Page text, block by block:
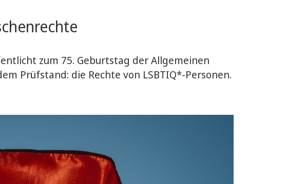
zum 75. Geburtstag der Allgemeinen
Prüfstand: die Rechte von LSBTIQ*-Personen.